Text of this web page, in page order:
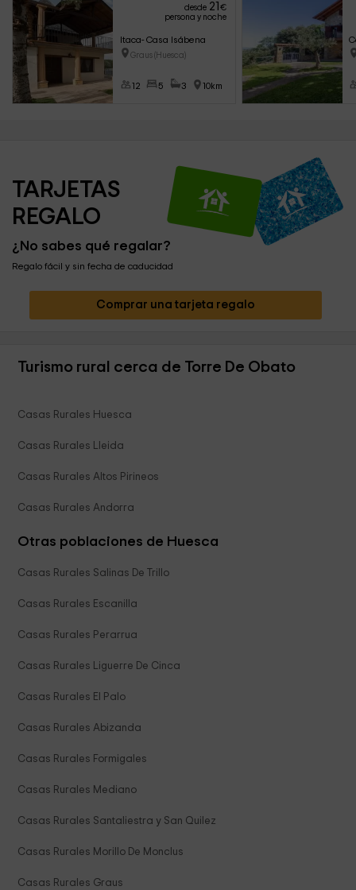
desde 21
€
persona y noche
Itaca- Casa Isábena
Graus (Huesca)
12 5 3 10km
TARJETAS
REGALO
¿No sabes qué regalar?
Regalo fácil y sin fecha de caducidad
Comprar una tarjeta regalo
Turismo rural cerca de Torre De Obato
Casas Rurales Huesca
Casas Rurales Lleida
Casas Rurales Altos Pirineos
Casas Rurales Andorra
Otras poblaciones de Huesca
Casas Rurales Salinas De Trillo
Casas Rurales Escanilla
Casas Rurales Perarrua
Casas Rurales Liguerre De Cinca
Casas Rurales El Palo
Casas Rurales Abizanda
Casas Rurales Formigales
Casas Rurales Mediano
Casas Rurales Santaliestra y San Quilez
Casas Rurales Morillo De Monclus
Casas Rurales Graus